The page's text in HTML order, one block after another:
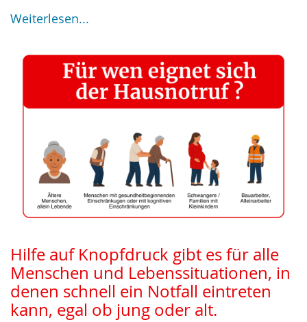
Weiterlesen...
Hilfe auf Knopfdruck gibt es für alle
Menschen und Lebenssituationen, in
denen schnell ein Notfall eintreten
kann, egal ob jung oder alt.